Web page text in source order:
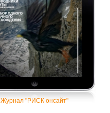
Журнал "РИСК онсайт"